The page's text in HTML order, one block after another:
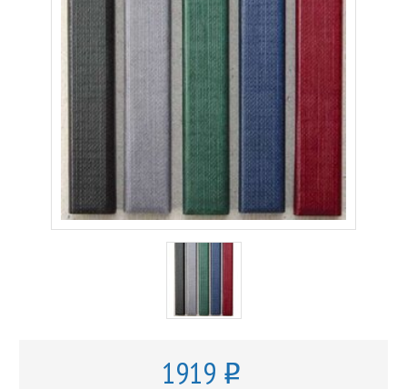
1919 o